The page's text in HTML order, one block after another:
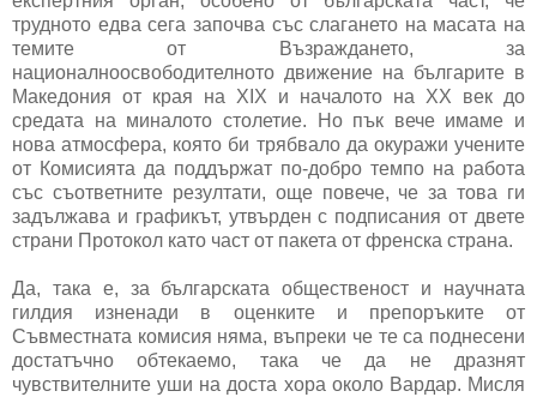
трудното едва сега започва със слагането на масата на
темите от Възраждането, за
националноосвободителното движение на българите в
Македония от края на XIX и началото на ХХ век до
средата на миналото столетие. Но пък вече имаме и
нова атмосфера, която би трябвало да окуражи учените
от Комисията да поддържат по-добро темпо на работа
със съответните резултати, още повече, че за това ги
задължава и графикът, утвърден с подписания от двете
страни Протокол като част от пакета от френска страна.
Да, така е, за българската общественост и научната
гилдия изненади в оценките и препоръките от
Съвместната комисия няма, въпреки че те са поднесени
достатъчно обтекаемо, така че да не дразнят
чувствителните уши на доста хора около Вардар. Мисля